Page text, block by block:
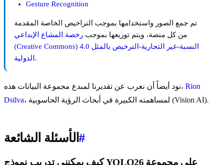
Gesture Recognition
تم جمع الصور واستخدامها بموجب التراخيص الخاصة المقدمة
من كل منصة، ويتم توزيعها بموجب رخصة المشاع الإبداعي
(Creative Commons) النسبة-غير التجارية-الترخيص بالمثل 4.0
الدولية .
نود أيضاً أن نعرب عن تقديرنا لمبدع مجموعة البيانات هذه، Rion
Dsilva
، لمساهمته الكبيرة في أبحاث الرؤية الحاسوبية (Vision AI).
الأسئلة الشائعة#
كيف يمكنني تدريب نموذج YOLO26 على مجموعة